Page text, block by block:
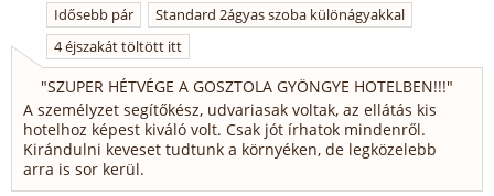
Idősebb pár
Standard 2ágyas szoba különágyakkal
4 éjszakát töltött itt
"SZUPER HÉTVÉGE A GOSZTOLA GYÖNGYE HOTELBEN!!!"
A személyzet segítőkész, udvariasak voltak, az ellátás kis
hotelhoz képest kiváló volt. Csak jót írhatok mindenről.
Kirándulni keveset tudtunk a környéken, de legközelebb
arra is sor kerül.